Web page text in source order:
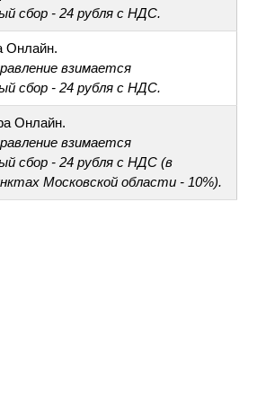
сбор - 24 рубля с НДС.
Онлайн.
взимается
сбор - 24 рубля с НДС.
Онлайн.
взимается
сбор - 24 рубля с НДС (в
Московской области - 10%).